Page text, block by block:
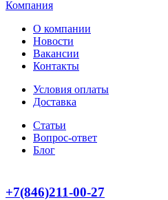
Компания
О компании
Новости
Вакансии
Контакты
Условия оплаты
Доставка
Статьи
Вопрос-ответ
Блог
+7(846)211-00-27